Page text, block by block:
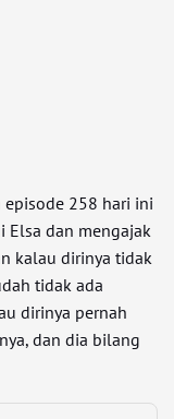
258 hari ini
Elsa dan mengajak
kalau dirinya tidak
tidak ada
dirinya pernah
dan dia bilang